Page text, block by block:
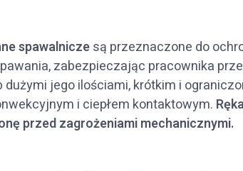
spawalniczesą przeznaczone do
zabezpieczając pracownika
jego ilościami, krótkim i
i ciepłem kontaktowym.
przed zagrożeniami mechanicznymi.